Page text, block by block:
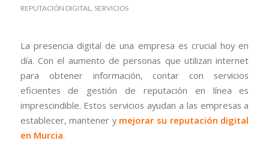
REPUTACIÓN DIGITAL, SERVICIOS
La presencia digital de una empresa es crucial hoy en
día. Con el aumento de personas que utilizan internet
para obtener información, contar con servicios
eficientes de gestión de reputación en línea es
imprescindible. Estos servicios ayudan a las empresas a
establecer, mantener ymejorar su reputación digital
en Murcia.